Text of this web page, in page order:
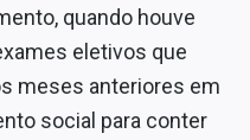
quando houve
eletivos que
meses anteriores em
social para conter